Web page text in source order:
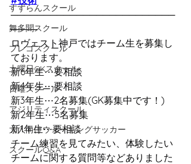
すずらんスクール
舞多聞スクール
プレゴスクール
土曜日GKスクール
日曜スクール
アジリティスクール
大人向けウォーキングサッカー
スクールQ&A
─────────────────────────
────
ロヴェスト神戸ではチーム生を募集し
ております。
新6年生⋯要相談
新4年生⋯要相談
新3年生⋯2名募集(GK募集中です！)
新2年生⋯5名募集
新1年生⋯要相談
チーム練習を見てみたい、体験したい
チームに関する質問等などありました